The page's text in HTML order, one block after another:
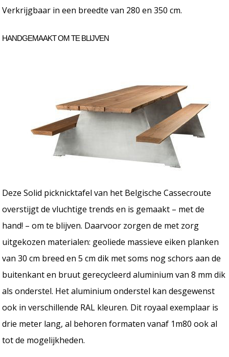
Verkrijgbaar in een breedte van 280 en 350 cm.
HANDGEMAAKT OM TE BLIJVEN
Deze Solid picknicktafel van het Belgische Cassecroute
overstijgt de vluchtige trends en is gemaakt – met de
hand! – om te blijven. Daarvoor zorgen de met zorg
uitgekozen materialen: geoliede massieve eiken planken
van 30 cm breed en 5 cm dik met soms nog schors aan de
buitenkant en bruut gerecycleerd aluminium van 8 mm dik
als onderstel. Het aluminium onderstel kan desgewenst
ook in verschillende RAL kleuren. Dit royaal exemplaar is
drie meter lang, al behoren formaten vanaf 1m80 ook al
tot de mogelijkheden.